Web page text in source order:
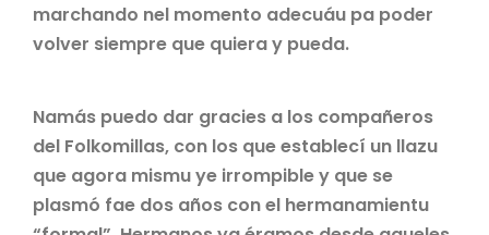
marchando nel momento adecuáu pa poder
volver siempre que quiera y pueda.
Namás puedo dar gracies a los compañeros
del Folkomillas, con los que establecí un llazu
que agora mismu ye irrompible y que se
plasmó fae dos años con el hermanamientu